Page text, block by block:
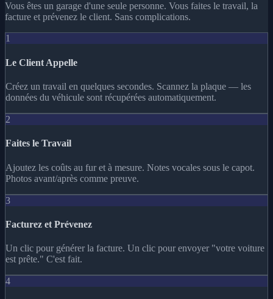
Vous êtes un garage d'une seule personne. Vous faites le travail, la
facture et prévenez le client. Sans complications.
1
Le Client Appelle
Créez un travail en quelques secondes. Scannez la plaque — les
données du véhicule sont récupérées automatiquement.
2
Faites le Travail
Ajoutez les coûts au fur et à mesure. Notes vocales sous le capot.
Photos avant/après comme preuve.
3
Facturez et Prévenez
Un clic pour générer la facture. Un clic pour envoyer "votre voiture
est prête." C'est fait.
4